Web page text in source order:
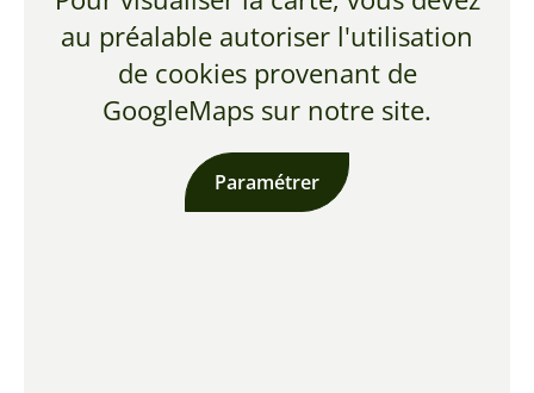
au préalable autoriser l'utilisation
de cookies provenant de
GoogleMaps sur notre site.
Paramétrer